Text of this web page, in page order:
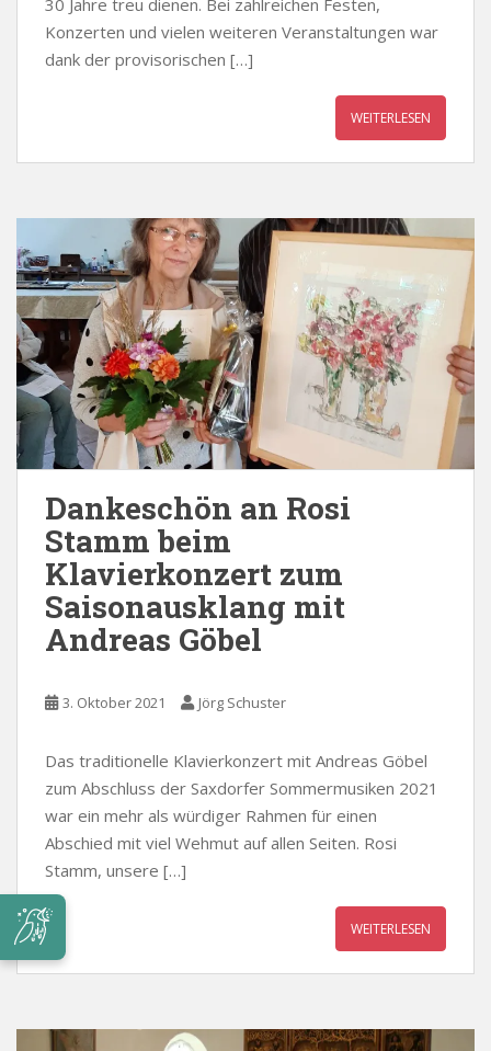
30 Jahre treu dienen. Bei zahlreichen Festen,
Konzerten und vielen weiteren Veranstaltungen war
dank der provisorischen […]
WEITERLESEN
Dankeschön an Rosi
Stamm beim
Klavierkonzert zum
Saisonausklang mit
Andreas Göbel
3. Oktober 2021 Jörg Schuster
Das traditionelle Klavierkonzert mit Andreas Göbel
zum Abschluss der Saxdorfer Sommermusiken 2021
war ein mehr als würdiger Rahmen für einen
Abschied mit viel Wehmut auf allen Seiten. Rosi
Stamm, unsere […]
WEITERLESEN